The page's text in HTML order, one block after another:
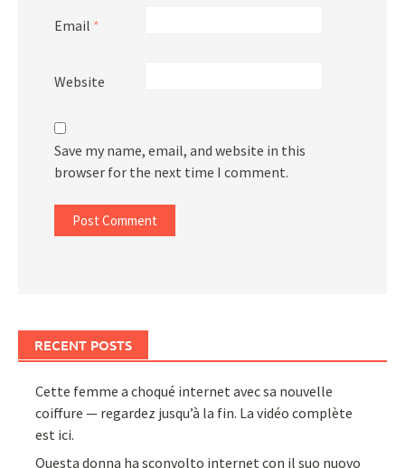
Email *
Website
Save my name, email, and website in this
browser for the next time I comment.
RECENT POSTS
Cette femme a choqué internet avec sa nouvelle
coiffure — regardez jusqu’à la fin. La vidéo complète
est ici.
Questa donna ha sconvolto internet con il suo nuovo